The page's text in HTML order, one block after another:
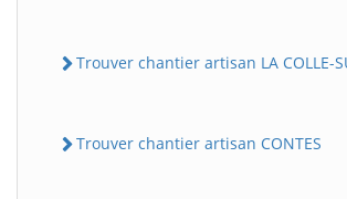
Trouver chantier artisan LA COLLE-
Trouver chantier artisan CONTES